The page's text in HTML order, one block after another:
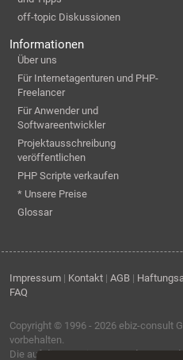
off-topic Diskussionen
Informationen
Über uns
Für Internetagenturen und PHP-
Freelancer
Für Anwender und
Softwareentwickler
Projektausschreibung
veröffentlichen
PHP Scripte verkaufen
* Unsere Preise
Glossar
Impressum | Kontakt | AGB |
FAQ
Copyright © 1996 - 2026 ebiz-consult
vorbehalten.
Die auf dieser Seite verwendeten